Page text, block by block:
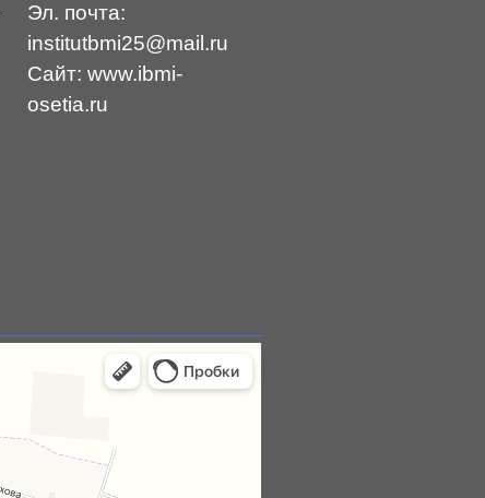
Эл. почта:
institutbmi25@mail.ru
Сайт: www.ibmi-
osetia.ru